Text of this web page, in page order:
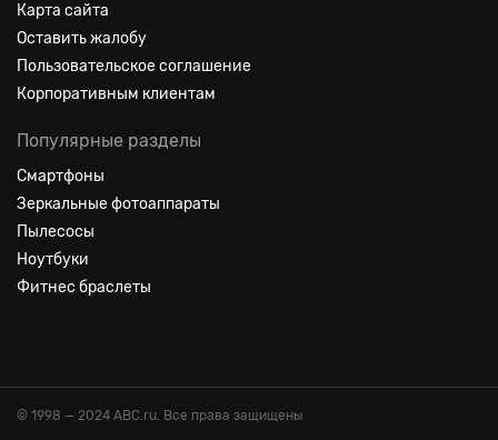
Карта сайта
Оставить жалобу
Пользовательское соглашение
Корпоративным клиентам
Популярные разделы
Смартфоны
Зеркальные фотоаппараты
Пылесосы
Ноутбуки
Фитнес браслеты
© 1998 — 2024 ABC.ru. Все права защищены